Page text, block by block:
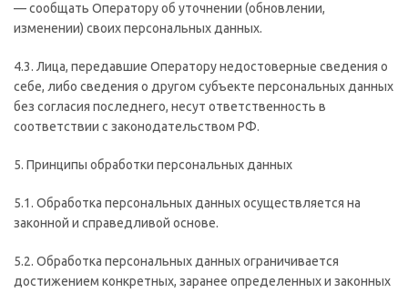
— сообщать Оператору об уточнении (обновлении,
изменении) своих персональных данных.
4.3. Лица, передавшие Оператору недостоверные сведения о
себе, либо сведения о другом субъекте персональных данных
без согласия последнего, несут ответственность в
соответствии с законодательством РФ.
5. Принципы обработки персональных данных
5.1. Обработка персональных данных осуществляется на
законной и справедливой основе.
5.2. Обработка персональных данных ограничивается
достижением конкретных, заранее определенных и законных